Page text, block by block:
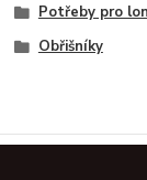
Potřeby pro
Obřišníky